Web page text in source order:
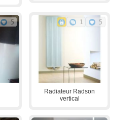
5 1 5
Radiateur Radson
vertical